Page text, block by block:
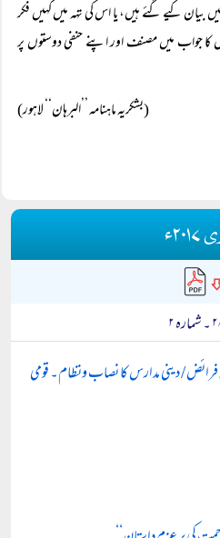
کیے گئے ہیں، یا اس کی تہہ میں کہیں فکر
جواب میں مصنف اور اپنے حنفی دوستوں پر
(بشکریہ ماہنامہ ’’البرہان‘‘ لاہور)
فرائض / دینی مدارس کا نصاب ونظام۔ قومی